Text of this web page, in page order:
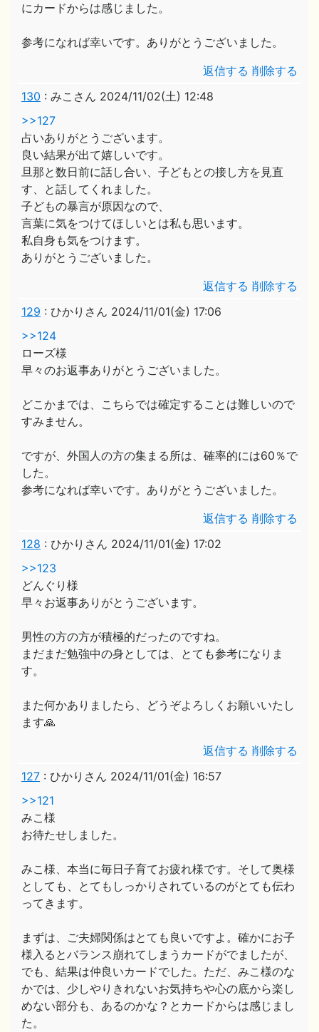
にカードからは感じました。
参考になれば幸いです。ありがとうございました。
返信する 削除する
130 : みこさん 2024/11/02(土) 12:48
>>127
占いありがとうございます。
良い結果が出て嬉しいです。
旦那と数日前に話し合い、子どもとの接し方を見直
す、と話してくれました。
子どもの暴言が原因なので、
言葉に気をつけてほしいとは私も思います。
私自身も気をつけます。
ありがとうございました。
返信する 削除する
129 : ひかりさん 2024/11/01(金) 17:06
>>124
ローズ様
早々のお返事ありがとうございました。
どこかまでは、こちらでは確定することは難しいので
すみません。
ですが、外国人の方の集まる所は、確率的には60％で
した。
参考になれば幸いです。ありがとうございました。
返信する 削除する
128 : ひかりさん 2024/11/01(金) 17:02
>>123
どんぐり様
早々お返事ありがとうございます。
男性の方の方が積極的だったのですね。
まだまだ勉強中の身としては、とても参考になりま
す。
また何かありましたら、どうぞよろしくお願いいたし
ます🙏
返信する 削除する
127 : ひかりさん 2024/11/01(金) 16:57
>>121
みこ様
お待たせしました。
みこ様、本当に毎日子育てお疲れ様です。そして奥様
としても、とてもしっかりされているのがとても伝わ
ってきます。
まずは、ご夫婦関係はとても良いですよ。確かにお子
様入るとバランス崩れてしまうカードがでましたが、
でも、結果は仲良いカードでした。ただ、みこ様のな
かでは、少しやりきれないお気持ちや心の底から楽し
めない部分も、あるのかな？とカードからは感じまし
た。